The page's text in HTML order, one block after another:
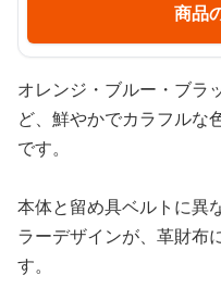
商品
オレンジ・ブルー・ブラ
ど、鮮やかでカラフルな
です。
本体と留め具ベルトに異
ラーデザインが、革財布
す。